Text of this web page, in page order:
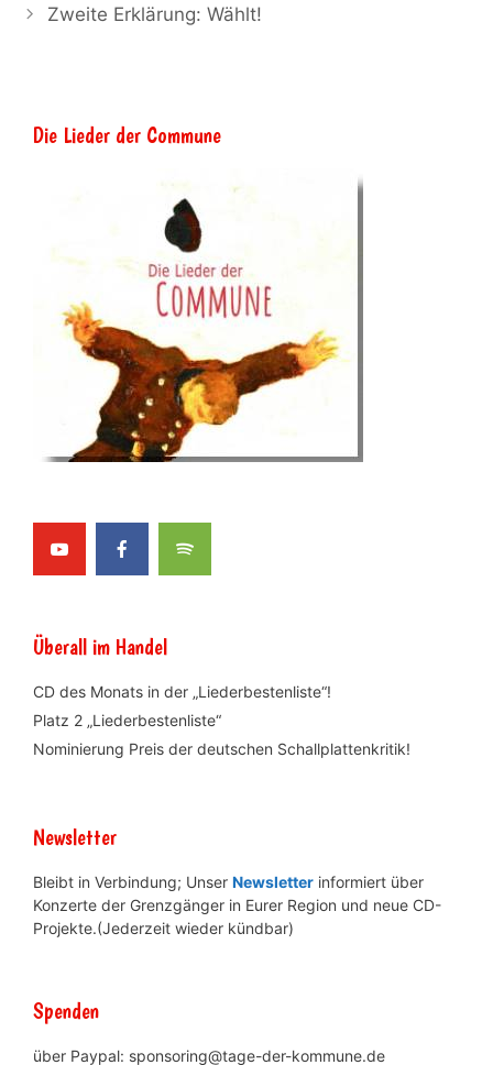
Zweite Erklärung: Wählt!
Die Lieder der Commune
Überall im Handel
CD des Monats in der „Liederbestenliste“!
Platz 2 „Liederbestenliste“
Nominierung Preis der deutschen Schallplattenkritik!
Newsletter
Bleibt in Verbindung; Unser Newsletter informiert über
Konzerte der Grenzgänger in Eurer Region und neue CD-
Projekte.(Jederzeit wieder kündbar)
Spenden
über Paypal: sponsoring@tage-der-kommune.de